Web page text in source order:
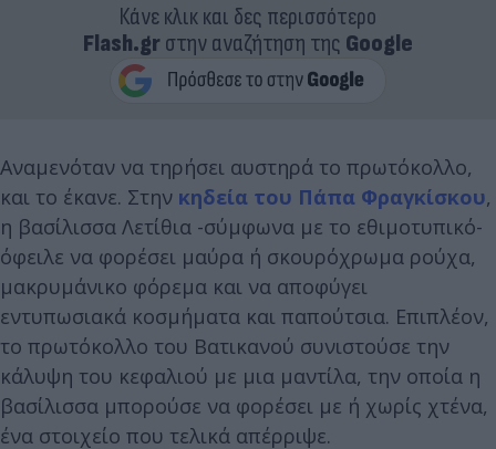
Κάνε κλικ και δες περισσότερο
Flash.grστην αναζήτηση της Google
Αναμενόταν να τηρήσει αυστηρά το πρωτόκολλο,
και το έκανε. Στην κηδεία του Πάπα Φραγκίσκου,
η βασίλισσα Λετίθια -σύμφωνα με το εθιμοτυπικό-
όφειλε να φορέσει μαύρα ή σκουρόχρωμα ρούχα,
μακρυμάνικο φόρεμα και να αποφύγει
εντυπωσιακά κοσμήματα και παπούτσια. Επιπλέον,
το πρωτόκολλο του Βατικανού συνιστούσε την
κάλυψη του κεφαλιού με μια μαντίλα, την οποία η
βασίλισσα μπορούσε να φορέσει με ή χωρίς χτένα,
ένα στοιχείο που τελικά απέρριψε.